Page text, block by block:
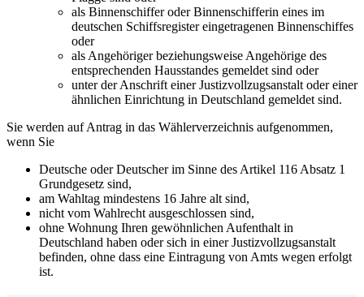
als Binnenschiffer oder Binnenschifferin eines im
deutschen Schiffsregister eingetragenen Binnenschiffes
oder
als Angehöriger beziehungsweise Angehörige des
entsprechenden Hausstandes gemeldet sind oder
unter der Anschrift einer Justizvollzugsanstalt oder einer
ähnlichen Einrichtung in Deutschland gemeldet sind.
Sie werden auf Antrag in das Wählerverzeichnis aufgenommen,
wenn Sie
Deutsche oder Deutscher im Sinne des Artikel 116 Absatz 1
Grundgesetz sind,
am Wahltag mindestens 16 Jahre alt sind,
nicht vom Wahlrecht ausgeschlossen sind,
ohne Wohnung Ihren gewöhnlichen Aufenthalt in
Deutschland haben oder sich in einer Justizvollzugsanstalt
befinden, ohne dass eine Eintragung von Amts wegen erfolgt
ist.